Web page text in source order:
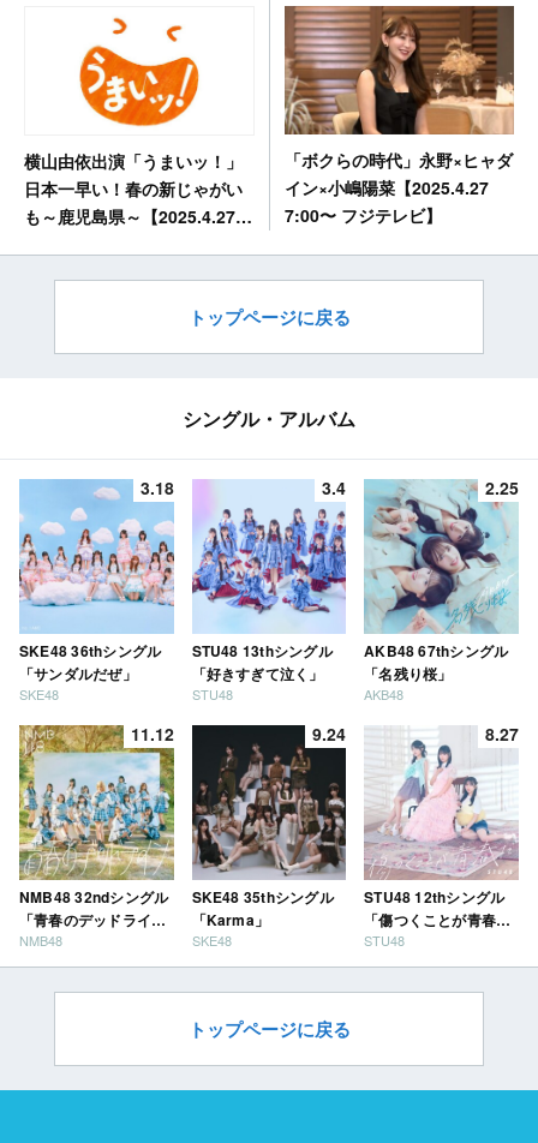
横山由依出演「うまいッ！」
日本一早い！春の新じゃがい
も～鹿児島県～【2025.4.27
「ボクらの時代」永野×ヒャダ
イン×小嶋陽菜【2025.4.27
7:00〜 フジテレビ】
トップページに戻る
シングル・アルバム
3.18
SKE48 36thシングル
「サンダルだぜ」
SKE48
3.4
STU48 13thシングル
「好きすぎて泣く」
STU48
2.25
AKB48 67thシングル
「名残り桜」
AKB48
11.12
NMB48 32ndシングル
「青春のデッドライ
ン」
NMB48
9.24
SKE48 35thシングル
「Karma」
SKE48
8.27
STU48 12thシングル
「傷つくことが青春
だ」
STU48
トップページに戻る